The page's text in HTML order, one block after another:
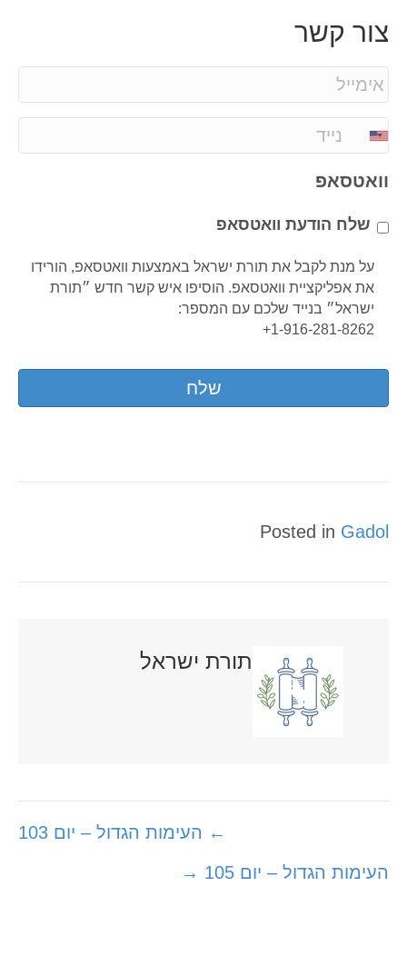
צור קשר
וואטסאפ
שלח הודעת וואטסאפ
על מנת לקבל את תורת ישראל באמצעות וואטסאפ, הורידו
את אפליקציית וואטסאפ. הוסיפו איש קשר חדש ״תורת
ישראל״ בנייד שלכם עם המספר:
1-916-281-8262+
Posted in Gadol
תורת ישראל
navigation
← העימות הגדול – יום 103
העימות הגדול – יום 105 →